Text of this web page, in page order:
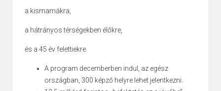
a kismamákra,
a hátrányos térségekben élőkre,
és a 45 év felettiekre.
A program decemberben indul, az egész
országban, 300 képző helyre lehet jelentkezni.